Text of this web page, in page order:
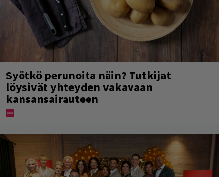
Syötkö perunoita näin? Tutkijat
löysivät yhteyden vakavaan
kansansairauteen